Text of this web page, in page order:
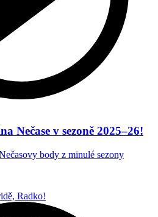
Nečase v sezoně 2025–26!
body z minulé sezony